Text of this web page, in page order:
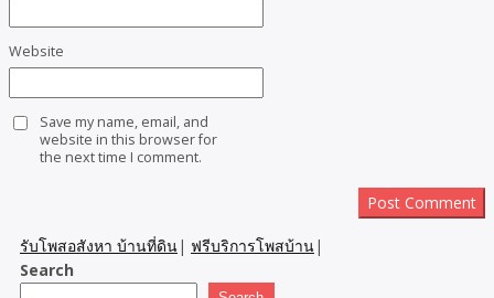
Website
Save my name, email, and
website in this browser for
the next time I comment.
รับโพสอสังหา บ้านที่ดิน| ฟรีบริการโพสบ้าน|
Search